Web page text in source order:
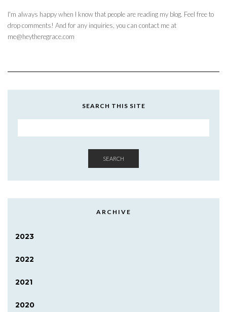
I'm always happy when I know that people are reading my blog. Feel free to
drop comments! And for any inquiries, you can contact me at
me@heytheregrace.com
SEARCH THIS SITE
SEARCH
ARCHIVE
2023
2022
2021
2020